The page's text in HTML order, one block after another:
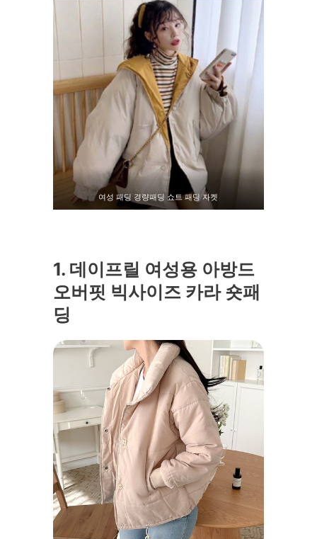
여성 패딩 경량패딩 쇼트 패딩 자켓
1. 데이프릴 여성용 아방드
오버핏 빅사이즈 카라 숏패
딩